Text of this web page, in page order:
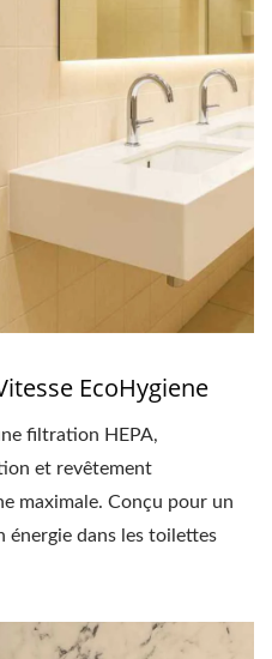
EcoHygiene
filtration HEPA,
et revêtement
maximale. Conçu pour un
énergie dans les toilettes